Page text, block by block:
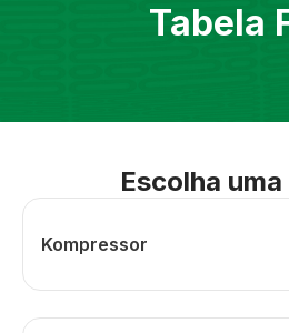
Tabela
Escolha
Kompressor